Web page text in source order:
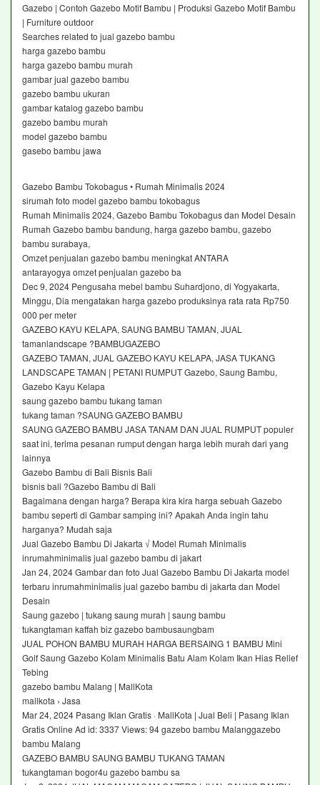
Gazebo | Contoh Gazebo Motif Bambu | Produksi Gazebo Motif Bambu
| Furniture outdoor
Searches related to jual gazebo bambu
harga gazebo bambu
harga gazebo bambu murah
gambar jual gazebo bambu
gazebo bambu ukuran
gambar katalog gazebo bambu
gazebo bambu murah
model gazebo bambu
gasebo bambu jawa
Gazebo Bambu Tokobagus • Rumah Minimalis 2024
sirumah foto model gazebo bambu tokobagus
Rumah Minimalis 2024, Gazebo Bambu Tokobagus dan Model Desain
Rumah Gazebo bambu bandung, harga gazebo bambu, gazebo
bambu surabaya,
Omzet penjualan gazebo bambu meningkat ANTARA
antarayogya omzet penjualan gazebo ba
Dec 9, 2024 Pengusaha mebel bambu Suhardjono, di Yogyakarta,
Minggu, Dia mengatakan harga gazebo produksinya rata rata Rp750
000 per meter
GAZEBO KAYU KELAPA, SAUNG BAMBU TAMAN, JUAL
tamanlandscape ?BAMBUGAZEBO
GAZEBO TAMAN, JUAL GAZEBO KAYU KELAPA, JASA TUKANG
LANDSCAPE TAMAN | PETANI RUMPUT Gazebo, Saung Bambu,
Gazebo Kayu Kelapa
saung gazebo bambu tukang taman
tukang taman ?SAUNG GAZEBO BAMBU
SAUNG GAZEBO BAMBU JASA TANAM DAN JUAL RUMPUT populer
saat ini, terima pesanan rumput dengan harga lebih murah dari yang
lainnya
Gazebo Bambu di Bali Bisnis Bali
bisnis bali ?Gazebo Bambu di Bali
Bagaimana dengan harga? Berapa kira kira harga sebuah Gazebo
bambu seperti di Gambar samping ini? Apakah Anda ingin tahu
harganya? Mudah saja
Jual Gazebo Bambu Di Jakarta √ Model Rumah Minimalis
inrumahminimalis jual gazebo bambu di jakart
Jan 24, 2024 Gambar dan foto Jual Gazebo Bambu Di Jakarta model
terbaru inrumahminimalis jual gazebo bambu di jakarta dan Model
Desain
Saung gazebo | tukang saung murah | saung bambu
tukangtaman kaffah biz gazebo bambusaungbam
JUAL POHON BAMBU MURAH HARGA BERSAING 1 BAMBU Mini
Golf Saung Gazebo Kolam Minimalis Batu Alam Kolam Ikan Hias Relief
Tebing
gazebo bambu Malang | MallKota
mallkota › Jasa
Mar 24, 2024 Pasang Iklan Gratis · MallKota | Jual Beli | Pasang Iklan
Gratis Online Ad id: 3337 Views: 94 gazebo bambu Malanggazebo
bambu Malang
GAZEBO BAMBU SAUNG BAMBU TUKANG TAMAN
tukangtaman bogor4u gazebo bambu sa